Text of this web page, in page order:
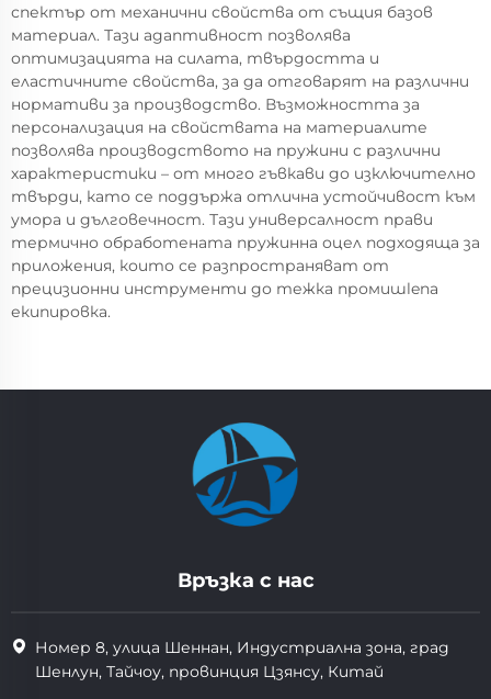
спектър от механични свойства от същия базов
материал. Тази адаптивност позволява
оптимизацията на силата, твърдостта и
еластичните свойства, за да отговарят на различни
нормативи за производство. Възможността за
персонализация на свойствата на материалите
позволява производството на пружини с различни
характеристики – от много гъвкави до изключително
твърди, като се поддържа отлична устойчивост към
умора и дълговечност. Тази универсалност прави
термично обработената пружинна оцел подходяща за
приложения, които се разпространяват от
прецизионни инструменти до тежка промишlena
екипировка.
Връзка с нас
Номер 8, улица Шеннан, Индустриална зона, град
Шенлун, Тайчоу, провинция Цзянсу, Китай